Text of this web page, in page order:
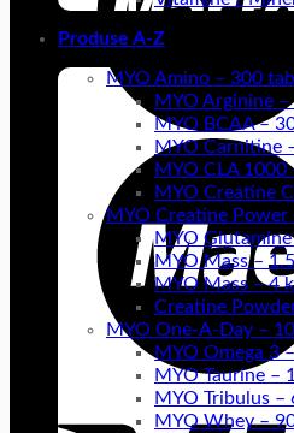
Produse A-Z
MYO Amino – 300
MYO Arginine
MYO BCAA –
MYO Carnitine
MYO CLA 1000
MYO Creatine
MYO Creatine Power
MYO
MYO Mass –
MYO Mass – 4
Creatine
MYO One-A-Day –
MYO Omega 3
MYO Taurine –
MYO Tribulus –
MYO Whey –